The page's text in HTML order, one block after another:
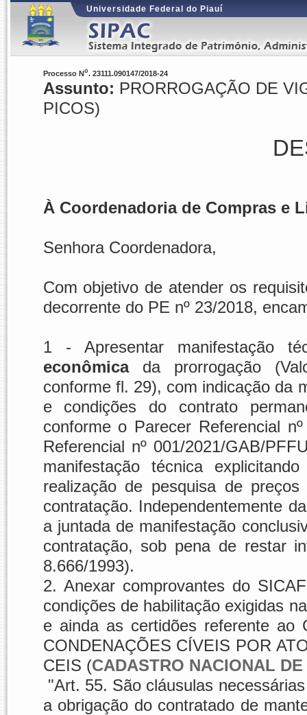
Universidade Federal do Piauí
Processo No. 23111.090147/2018-24
Assunto: PRORROGAÇÃO DE
PICOS)
À Coordenadoria de Compras e
Senhora Coordenadora,
Com objetivo de atender os
decorrente do PE nº 23/2018,
1 - Apresentar manifestação
econômicada prorrogação
conforme fl. 29), com indicação da
e condições do contrato
conforme o Parecer Referencial
Referencial nº 001/2021/GAB/
manifestação técnica
realização de pesquisa de
contratação. Independentemente
a juntada de manifestação
contratação, sob pena de restar
8.666/1993).
2. Anexar comprovantes do
condições de habilitação exigidas
e ainda as certidões referente ao
CONDENAÇÕES CÍVEIS POR
CEIS (CADASTRO NACIONAL
"Art. 55. São cláusulas
a obrigação do contratado de